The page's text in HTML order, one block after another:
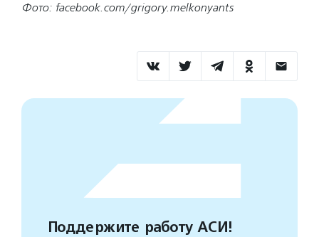
Фото: facebook.com/grigory.melkonyants
Поддержите работу АСИ!